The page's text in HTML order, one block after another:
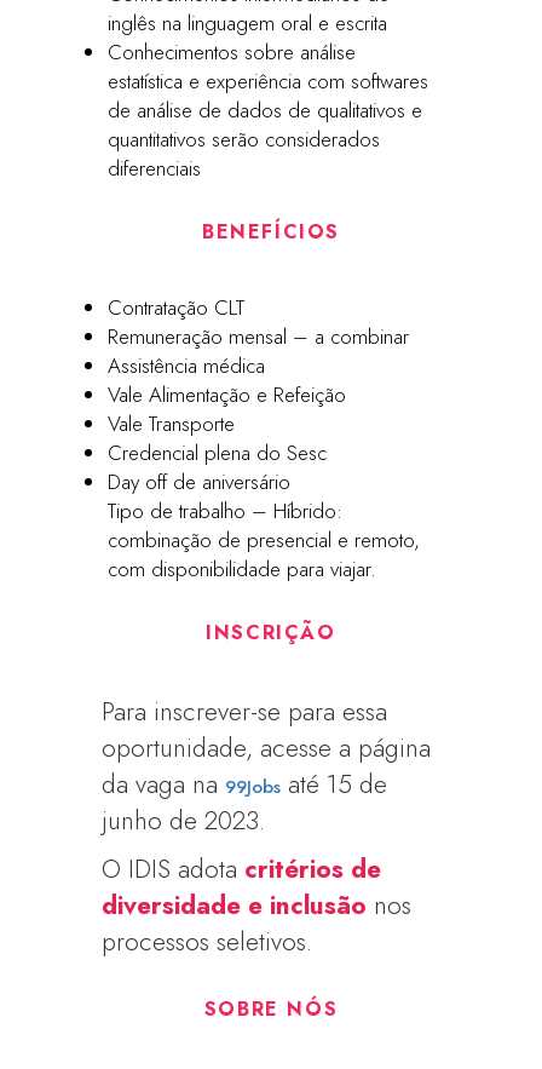
inglês na linguagem oral e escrita
Conhecimentos sobre análise
estatística e experiência com softwares
de análise de dados de qualitativos e
quantitativos serão considerados
diferenciais
BENEFÍCIOS
Contratação CLT
Remuneração mensal – a combinar
Assistência médica
Vale Alimentação e Refeição
Vale Transporte
Credencial plena do Sesc
Day off de aniversário
Tipo de trabalho – Híbrido:
combinação de presencial e remoto,
com disponibilidade para viajar.
INSCRIÇÃO
Para inscrever-se para essa
oportunidade, acesse a página
da vaga na 99Jobs até 15 de
junho de 2023.
O IDIS adota critérios de
diversidade e inclusão nos
processos seletivos.
SOBRE NÓS